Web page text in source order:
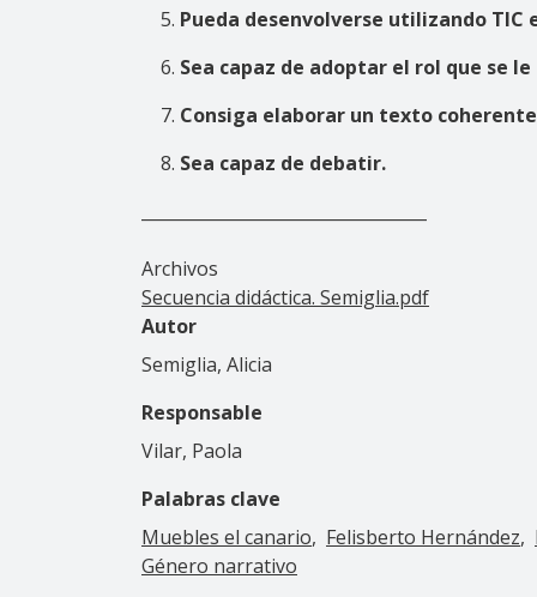
Pueda desenvolverse utilizando TIC
Sea capaz de adoptar el rol que se
Consiga elaborar un texto
Sea capaz de debatir.
Archivos
Secuencia didáctica. Semiglia.pdf
Autor
Semiglia, Alicia
Responsable
Vilar, Paola
Palabras clave
Muebles el canario
Felisberto Hernández
Género narrativo